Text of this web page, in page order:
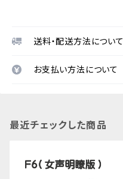
送料・配送方法について
お支払い方法について
最近チェックした商品